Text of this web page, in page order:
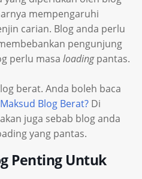
mempengaruhi
carian. Blog anda perlu
pengunjung
perlu masa loadingpantas.
berat. Anda boleh baca
Blog Berat? Di
juga sebab blog anda
yang pantas.
Penting Untuk